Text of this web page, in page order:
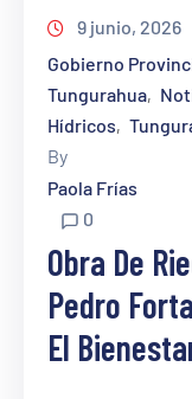
9 junio, 2026
Gobierno
Tungurahua‚
Hídricos‚
By
Paola Frías
0
Obra De
Pedro
El